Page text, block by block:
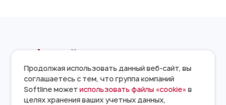
СЕРВИСЫ И УСЛУГИ
Продолжая использовать данный веб-сайт, вы
соглашаетесь с тем, что группа компаний
Softline можетиспользовать файлы «cookie»в
целях хранения ваших учетных данных,